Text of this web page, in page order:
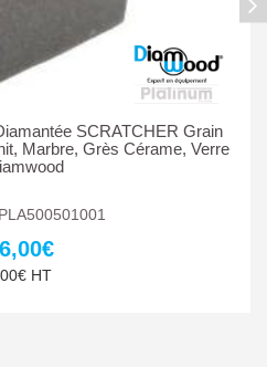
SCRATCHER Grain
Marbre, Grès Cérame, Verre
HT